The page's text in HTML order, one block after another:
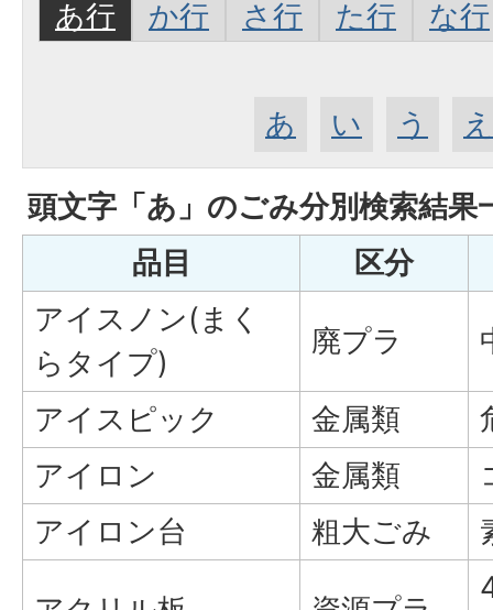
あ行
か行 さ行 た行 な行
あ い う え
頭文字「 あ 」のごみ分別検索結果
品目
区分
アイスノン(まく
らタイプ)
廃プラ
アイスピック 金属類
アイロン
金属類
アイロン台
粗大ごみ